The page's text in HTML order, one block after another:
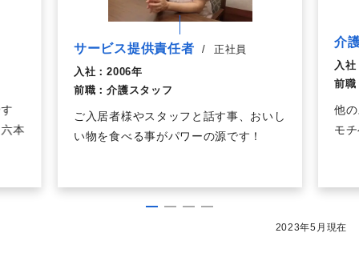
本
サービス提供責任者 /
正社員
入社： 2006年
前職： 介護スタッフ
ご入居者様やスタッフと話す事、おいし
い物を食べる事がパワーの源です！
介
入社
前職
他
モ
2023年5月現在